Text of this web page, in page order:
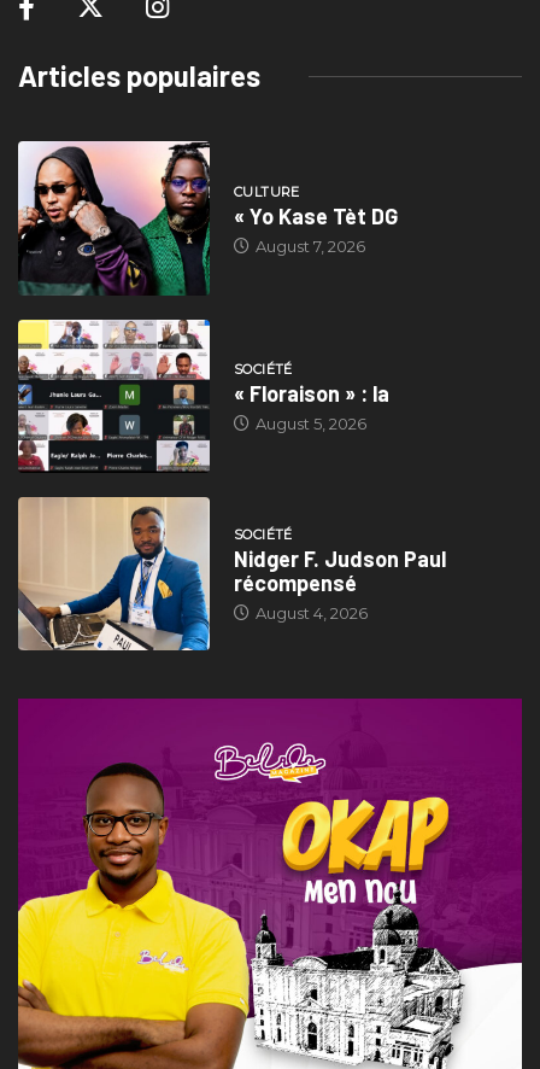
Articles populaires
CULTURE
« Yo Kase Tèt DG
August 7, 2026
SOCIÉTÉ
« Floraison » : la
August 5, 2026
SOCIÉTÉ
Nidger F. Judson Paul
récompensé
August 4, 2026